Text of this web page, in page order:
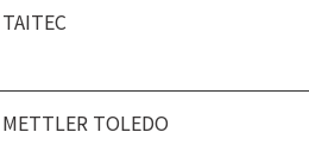
TAITEC
METTLER TOLEDO